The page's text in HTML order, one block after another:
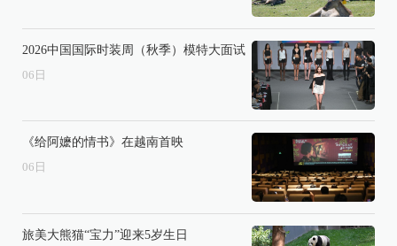
2026中国国际时装周（秋季）模特大面试
06 日
《给阿嬷的情书》在越南首映
06 日
旅美大熊猫“宝力”迎来5岁生日